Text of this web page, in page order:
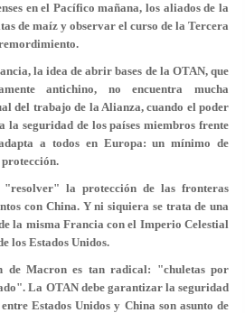
en el Pacífico mañana, los aliados de la
de maíz y observar el curso de la Tercera
la idea de abrir bases de la OTAN, que
antichino, no encuentra mucha
del trabajo de la Alianza, cuando el poder
seguridad de los países miembros frente
a todos en Europa: un mínimo de
la protección de las fronteras
con China. Y ni siquiera se trata de una
la misma Francia con el Imperio Celestial
los Estados Unidos.
de Macron es tan radical: "chuletas por
La OTAN debe garantizar la seguridad
Estados Unidos y China son asunto de